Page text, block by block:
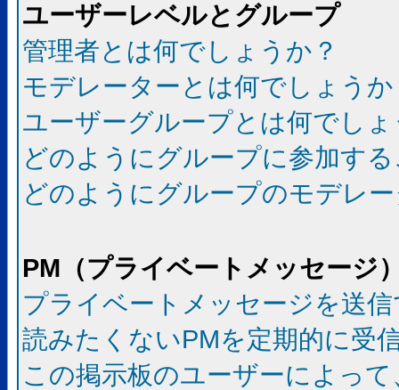
ユーザーレベルとグループ
管理者とは何でしょうか？
モデレーターとは何でしょうか
ユーザーグループとは何でし
どのようにグループに参加す
どのようにグループのモデレ
PM（プライベートメッセージ
プライベートメッセージを送
読みたくないPMを定期的に受
この掲示板のユーザーによっ